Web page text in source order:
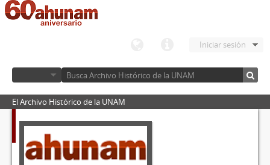
Iniciar sesión
El Archivo Histórico de la UNAM